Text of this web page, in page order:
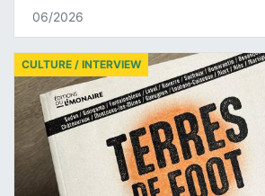
06/2026
CULTURE / INTERVIEW